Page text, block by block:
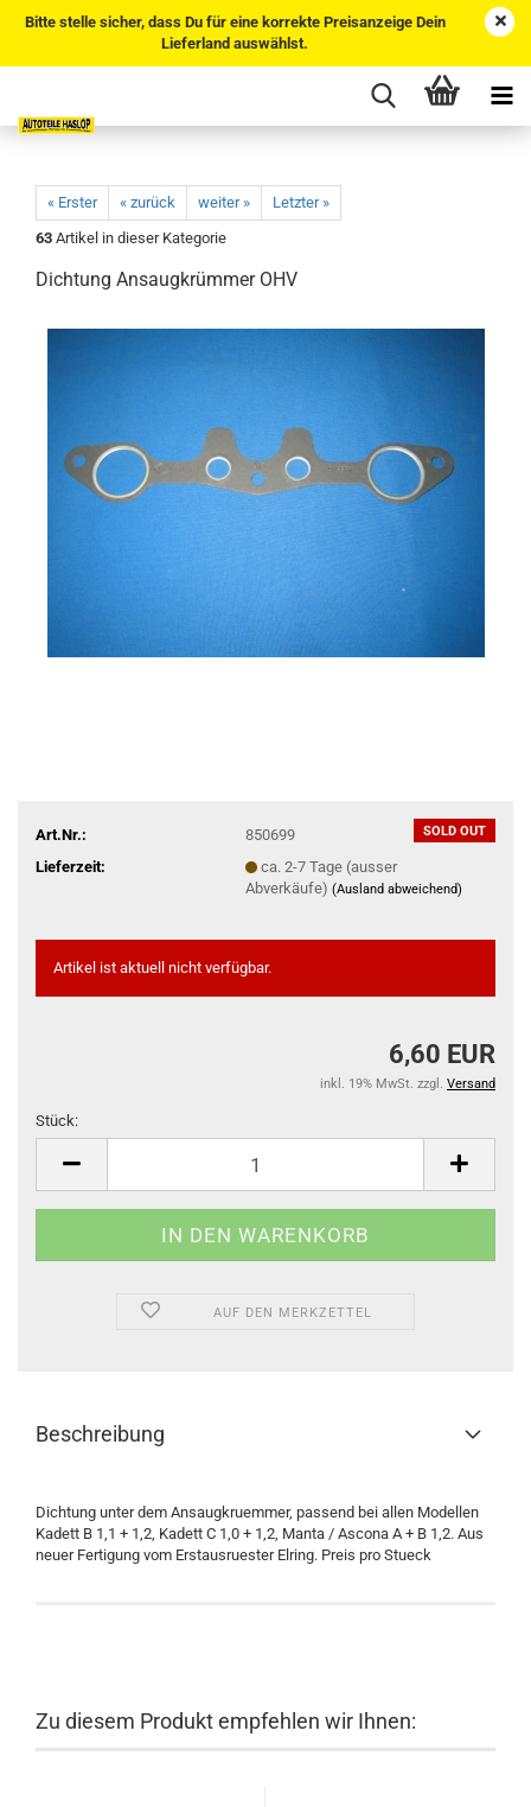
Bitte stelle sicher, dass Du für eine korrekte Preisanzeige Dein
Lieferland auswählst.
« Erster « zurück weiter »
Letzter »
63 Artikel in dieser Kategorie
Dichtung Ansaugkrümmer OHV
SOLD OUT
Art.Nr.:
850699
Lieferzeit:
ca. 2-7 Tage (ausser
Abverkäufe) (Ausland abweichend)
Artikel ist aktuell nicht verfügbar.
6,60 EUR
inkl. 19% MwSt. zzgl. Versand
Stück:
AUF DEN MERKZETTEL
Beschreibung
Dichtung unter dem Ansaugkruemmer, passend bei allen Modellen
Kadett B 1,1 + 1,2, Kadett C 1,0 + 1,2, Manta / Ascona A + B 1,2. Aus
neuer Fertigung vom Erstausruester Elring. Preis pro Stueck
Zu diesem Produkt empfehlen wir Ihnen: